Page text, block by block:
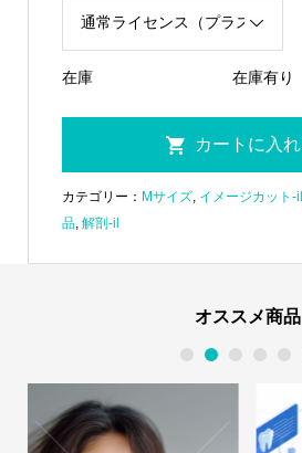
在庫 在庫有り
カテゴリー： Mサイズ, イメージカット-il
品, 解剖-il
オススメ商品
1 2 3 4 5